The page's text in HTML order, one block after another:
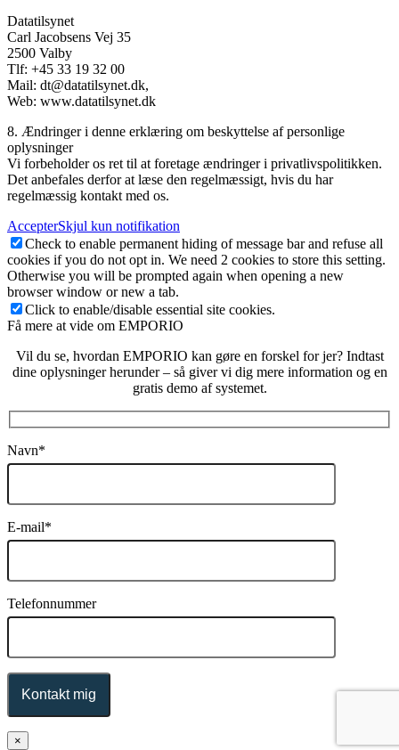
Datatilsynet
Carl Jacobsens Vej 35
2500 Valby
Tlf: +45 33 19 32 00
Mail: dt@datatilsynet.dk,
Web: www.datatilsynet.dk
8. Ændringer i denne erklæring om beskyttelse af personlige
oplysninger
Vi forbeholder os ret til at foretage ændringer i privatlivspolitikken.
Det anbefales derfor at læse den regelmæssigt, hvis du har
regelmæssig kontakt med os.
AccepterSkjul kun notifikation
Check to enable permanent hiding of message bar and refuse all
cookies if you do not opt in. We need 2 cookies to store this setting.
Otherwise you will be prompted again when opening a new
browser window or new a tab.
Click to enable/disable essential site cookies.
Få mere at vide om EMPORIO
Vil du se, hvordan EMPORIO kan gøre en forskel for jer? Indtast
dine oplysninger herunder – så giver vi dig mere information og en
gratis demo af systemet.
Navn*
E-mail*
Telefonnummer
×